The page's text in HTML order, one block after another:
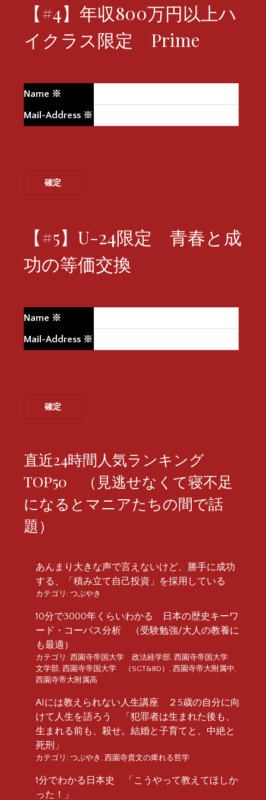
【#4】年収800万円以上ハ
イクラス限定 Prime
Name ※
Mail-Address ※
【#5】U-24限定 青春と成
功の等価交換
Name ※
Mail-Address ※
直近24時間人気ランキング
TOP50 （見逃せなくて寝不足
になるとマニアたちの間で話
題）
あんまり大きな声で言えないけど、勝手に成功
する、「積み立て自己投資」を採用している
カテゴリ: つぶやき
10分で3000年くらいわかる 日本の歴史キーワ
ード・コーパス分析 （受験勉強/大人の教養に
も最適）
カテゴリ: 西園寺帝国大学 政法経学部, 西園寺帝国大学
文学部, 西園寺帝国大学 （SGT&BD） , 西園寺帝大附属中,
西園寺帝大附属高
AIには教えられない人生講座 ２5歳の自分に向
けて人生を語ろう 「犯罪者は生まれた後も、
生まれる前も、殺せ。結婚と子育てと、中絶と
死刑」
カテゴリ: つぶやき , 西園寺貴文の痺れる哲学
1分でわかる日本史 「こうやって教えてほしか
った！」